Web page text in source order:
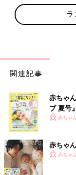
関連記事
赤ちゃ
ブ 夏号
く！ お
赤ちゃ
赤ちゃ
赤ちゃ